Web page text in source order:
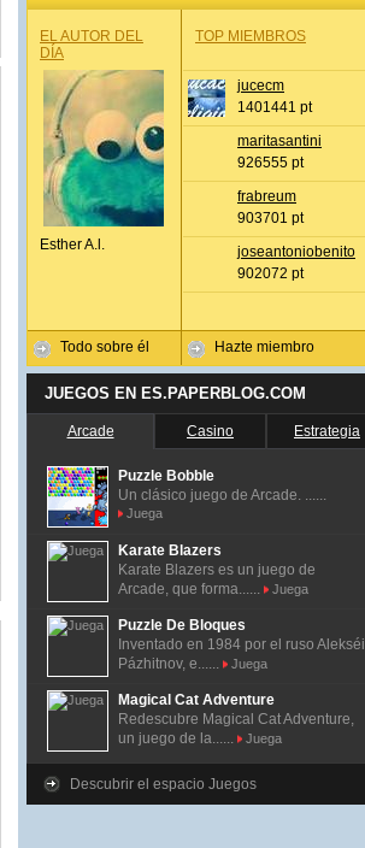
EL AUTOR DEL
DÍA
Esther A.l.
Todo sobre él
TOP MIEMBROS
jucecm
1401441 pt
maritasantini
926555 pt
frabreum
903701 pt
joseantoniobenito
902072 pt
Hazte miembro
JUEGOS EN ES.PAPERBLOG.COM
Arcade Casino Estrategia
Puzzle Bobble
Un clásico juego de Arcade. ......
Juega
Karate Blazers
Karate Blazers es un juego de
Arcade, que forma......
Juega
Puzzle De Bloques
Inventado en 1984 por el ruso Alekséi
Pázhitnov, e......
Juega
Magical Cat Adventure
Redescubre Magical Cat Adventure,
un juego de la......
Juega
Descubrir el espacio Juegos